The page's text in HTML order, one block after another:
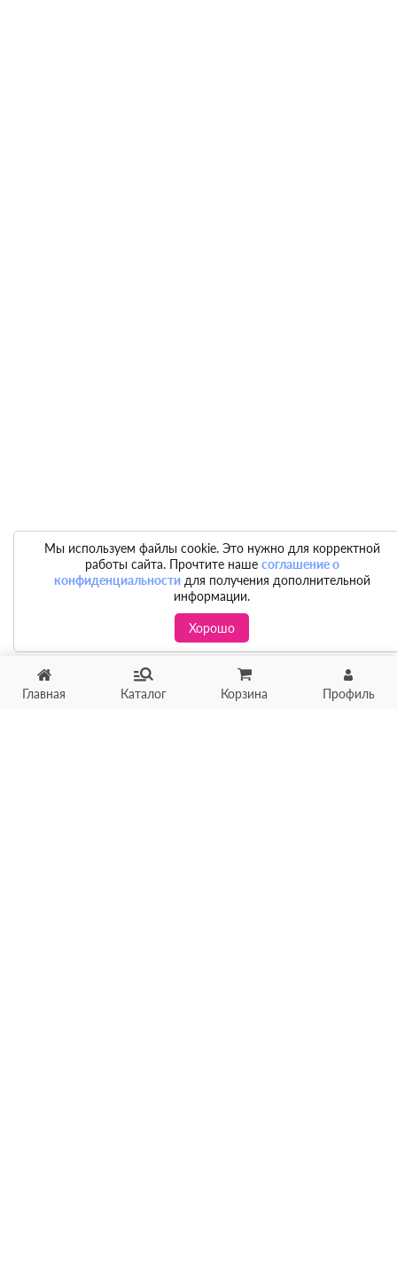
Главная Каталог Корзина Профиль
Мы используем файлы cookie. Это нужно для корректной
работы сайта. Прочтите наше соглашение о
конфиденциальностидля получения дополнительной
информации.
Хорошо